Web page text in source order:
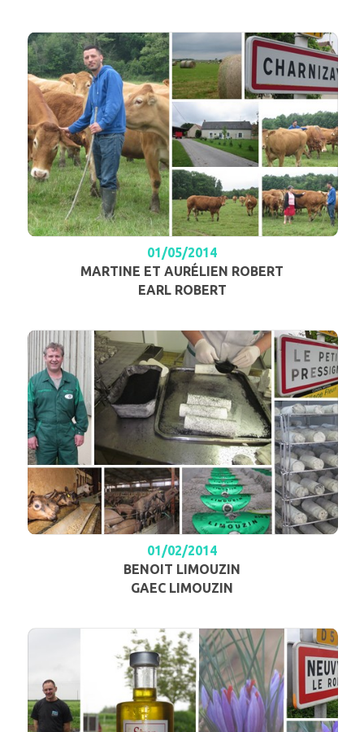
01/05/2014
MARTINE ET AURÉLIEN ROBERT
EARL ROBERT
01/02/2014
BENOIT LIMOUZIN
GAEC LIMOUZIN